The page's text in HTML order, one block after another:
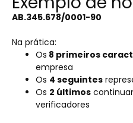
AB.345.678/0001-90
Na prática:
Os 8 primeiros
empresa
Os 4 seguintes
Os 2 últimos
verificadores